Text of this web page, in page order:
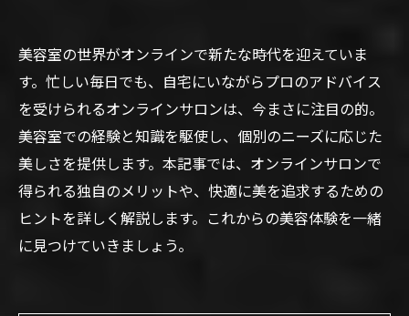
美容室の世界がオンラインで新たな時代を迎えていま
す。忙しい毎日でも、自宅にいながらプロのアドバイス
を受けられるオンラインサロンは、今まさに注目の的。
美容室での経験と知識を駆使し、個別のニーズに応じた
美しさを提供します。本記事では、オンラインサロンで
得られる独自のメリットや、快適に美を追求するための
ヒントを詳しく解説します。これからの美容体験を一緒
に見つけていきましょう。